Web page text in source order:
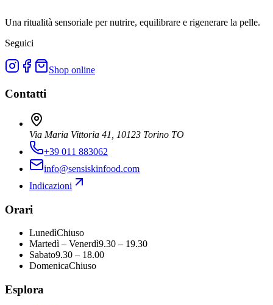
Una ritualità sensoriale per nutrire, equilibrare e rigenerare la pelle.
Seguici
Shop online
Contatti
Via Maria Vittoria 41, 10123 Torino TO
+39 011 883062
info@sensiskinfood.com
Indicazioni
Orari
LunedìChiuso
Martedì – Venerdì9.30 – 19.30
Sabato9.30 – 18.00
DomenicaChiuso
Esplora